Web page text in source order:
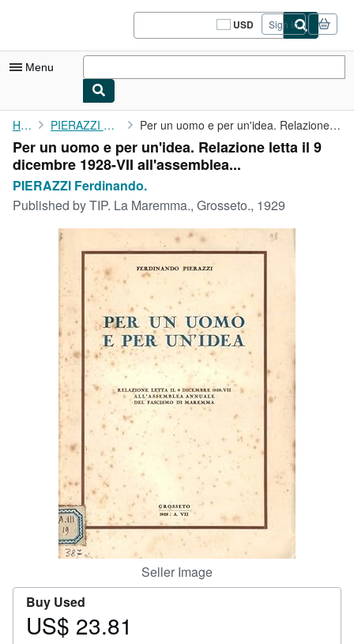
USD
Site
shopping
Sign in
Menu
My Account
My Purchases
Sign Off
Advanced Search
Browse Collections
Art & Collectibles
Textbooks
Start Selling
CLOSE
Home PIERAZZI Ferdinando. Per un uomo e per un'idea. Relazione letta il 9 dicembre 1928-...
Per un uomo e per un'idea. Relazione letta il 9
dicembre 1928-VII all'assemblea...
PIERAZZI Ferdinando.
Published byTIP. La Maremma., Grosseto., 1929
Seller Image
Buy Used
Price
US$ 23.81